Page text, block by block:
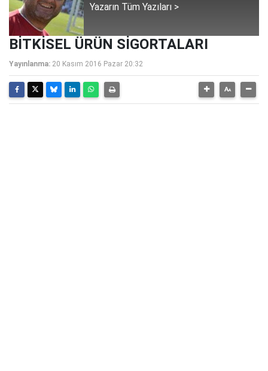
Yazarın Tüm Yazıları >
BİTKİSEL ÜRÜN SİGORTALARI
Yayınlanma: 20 Kasım 2016 Pazar 20:32